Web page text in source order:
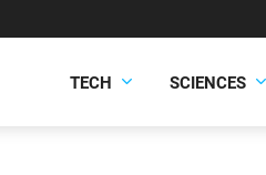
TECH SCIENCES